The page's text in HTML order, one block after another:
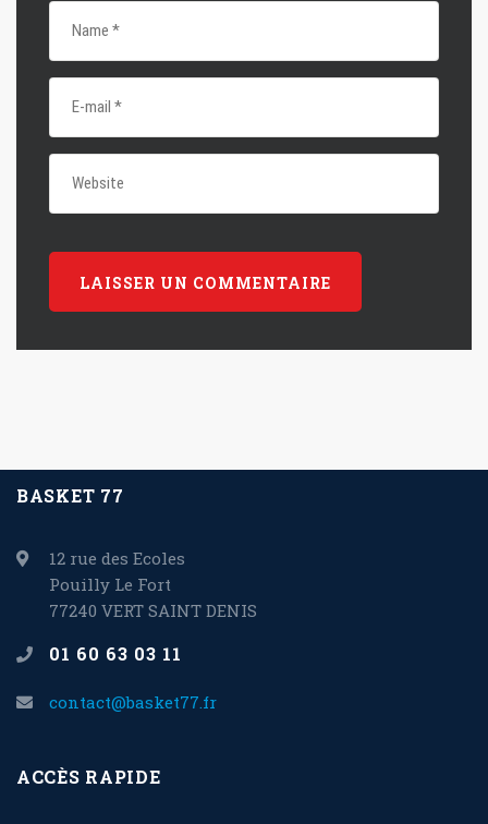
BASKET 77
12 rue des Ecoles
Pouilly Le Fort
77240 VERT SAINT DENIS
01 60 63 03 11
contact@basket77.fr
ACCÈS RAPIDE